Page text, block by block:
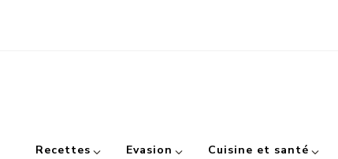
Recettes Evasion Cuisine et santé